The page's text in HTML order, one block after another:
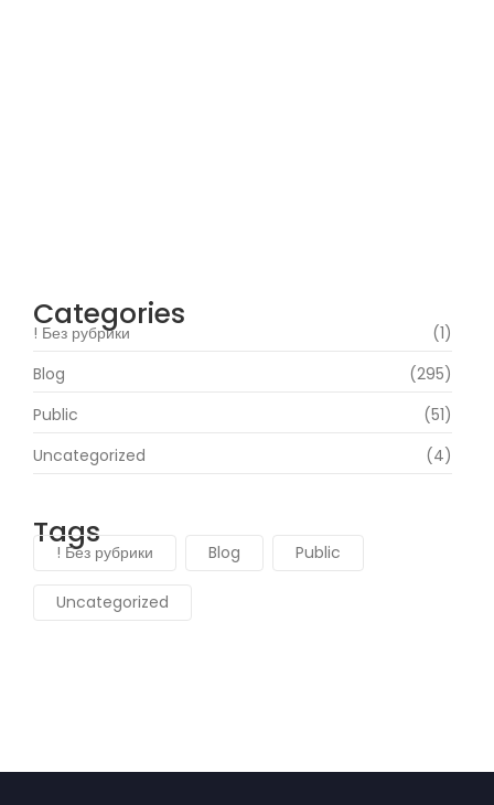
Categories
! Без рубрики
(1)
Blog
(295)
Public
(51)
Uncategorized
(4)
Tags
! Без рубрики Blog Public
Uncategorized